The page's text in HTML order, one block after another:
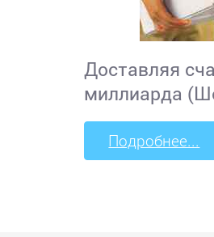
Доставляя
миллиарда
Подробнее...